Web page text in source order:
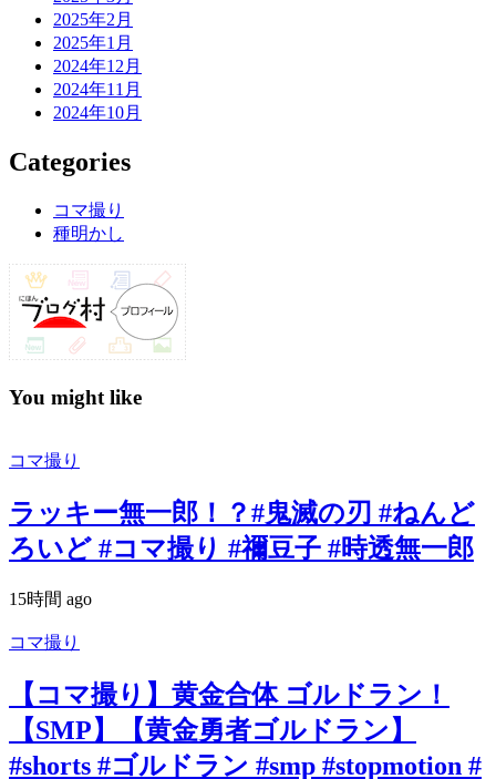
2025年2月
2025年1月
2024年12月
2024年11月
2024年10月
Categories
コマ撮り
種明かし
You might like
コマ撮り
ラッキー無一郎！？#鬼滅の刃 #ねんど
ろいど #コマ撮り #禰豆子 #時透無一郎
15時間 ago
コマ撮り
【コマ撮り】黄金合体 ゴルドラン！
【SMP】【黄金勇者ゴルドラン】
#shorts #ゴルドラン #smp #stopmotion #